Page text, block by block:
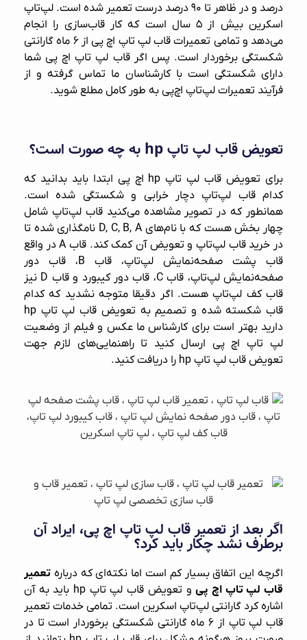
درصد و در ظاهر تا ۹۰ درصد درست تعمیر شده است. لپ‌تاپ
اسکرین بیش از ۵ سال است که کار قاب‌سازی را انجام
می‌دهد و تمامی تعمیرات قاب لپ‌ تاپ اچ پی از ۶ ماه گارانتی
شکستگی برخوردار است. پس اگر قاب لپ‌ تاپ اچ پی شما
دارای شکستگی است با کارشناسان ما تماس گرفته و از
فرآیند تعمیرات لپ‌تاپ اچ‌پی به طور کامل مطلع شوید.
تعویض قاب لپ تاپ hp به چه صورت است؟
برای تعویض قاب لپ‌ تاپ hp اچ پی ابتدا باید بدانید که
کدام قاب لپ‌تاپ دچار خرابی و شکستگی شده است.
همانطور که در تصویر مشاهده می‌کنید قاب لپ‌تاپ شامل
چهار بخش هست که با نام‌های D, C, B, A نامگذاری شده تا
در خرید قاب لپ‌تاپ و تعویض آن کمک کند. قاب A در واقع
قاب پشت صفحه‌نمایش لپ‌تاپ، قاب B، قاب دور
صفحه‌نمایش لپ‌تاپ، قاب C، قاب دور کیبورد و قاب D نیز
قاب کف لپ‌تاپ هست. اگر دقیقا متوجه نشدید که کدام
قاب شکسته شده و تصمیم به تعویض قاب لپ تاپ hp
دارید بهتر است برای کارشناس ما عکس و فیلم از وضعیت
لپ‌ تاپ اچ پی ارسال کنید تا راهنمایی‌های لازم جهت
تعویض قاب لپ تاپ hp را دریافت کنید.
اگر بعد از تعمیر قاب‌ لپ‌ تاپ اچ پی، ایراد آن
برطرف نشد چکار باید کرد؟
اگرچه این اتفاق بسیار کم است اما نکته‌ای که درباره تعمیر
قاب‌ لپ‌ تاپ اچ پی
و تعویض قاب لپ تاپ hp باید به آن
اشاره کرد گارانتی لپ‌تاپ اسکرین است. تمامی خدمات تعمیر
قاب لپ‌ تاپ از ۶ ماه گارانتی شکستگی برخوردار است تا در